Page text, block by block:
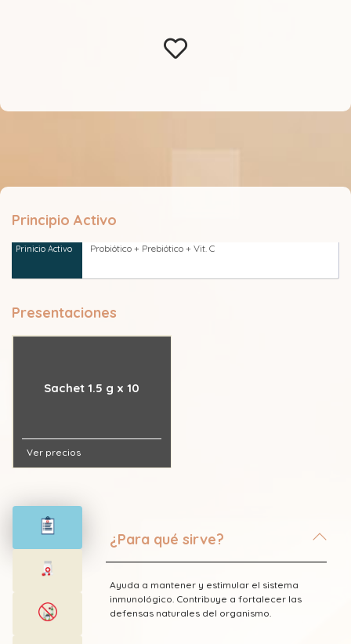
Principio Activo
Probiótico + Prebiótico + Vit. C
Presentaciones
Sachet 1.5 g x 10
Ver precios
¿Para qué sirve?
Ayuda a mantener y estimular el sistema
inmunológico. Contribuye a fortalecer las
defensas naturales del organismo.